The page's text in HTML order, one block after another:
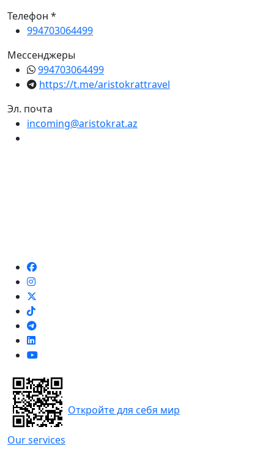
Телефон *
994703064499
Мессенджеры
994703064499
https://t.me/aristokrattravel
Эл. почта
incoming@aristokrat.az
Our services
Откройте для себя мир